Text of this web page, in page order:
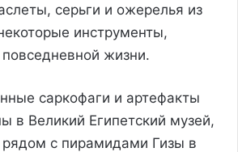
серьги и ожерелья из
инструменты,
жизни.
саркофаги и артефакты
в Великий Египетский музей,
с пирамидами Гизы в